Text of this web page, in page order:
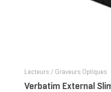
Lecteurs / Graveurs Optiques
Verbatim External